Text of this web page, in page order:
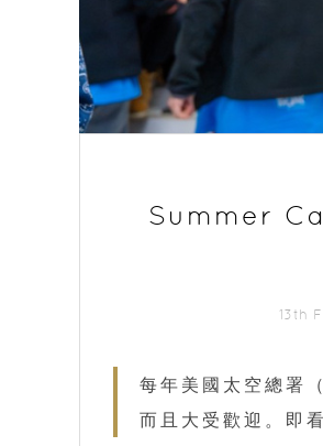
Summer
13th
每年美國太空總署
而且大受歡迎。即